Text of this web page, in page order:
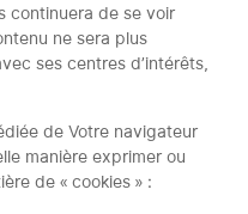
continuera de se voir
ne sera plus
ses centres d’intérêts,
de Votre navigateur
manière exprimer ou
de « cookies » :